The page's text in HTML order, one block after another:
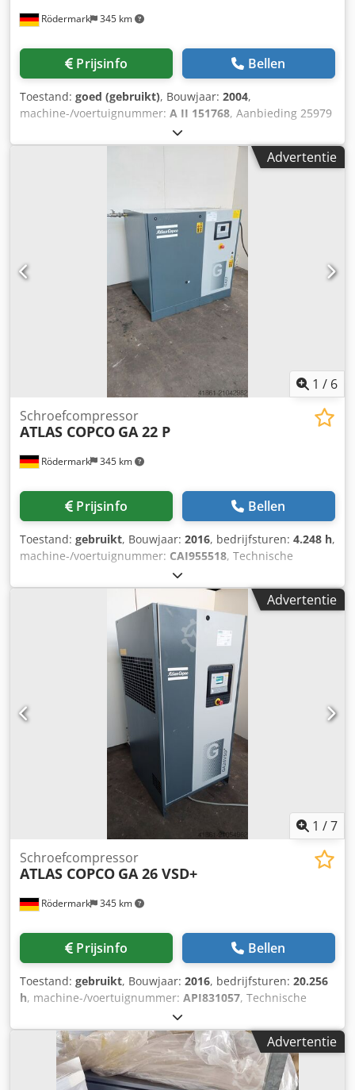
Rödermark 345 km
Prijsinfo Bellen
Toestand: goed (gebruikt), Bouwjaar: 2004,
machine-/voertuignummer: A II 151768, Aanbieding 25979
Cedowrcq Nopfx Ac Hjrf - Bedrijfsuren: 16.550 uur -
Werkdruk: 10 bar - Opbrengst: 15,9 l/s - Aandrijving: 400 V
/ 7,5 kW - Motortoerental: 3.000 tpm - Luchtketel: 250 l -
Advertentie
1 / 6
Rödermark 345 km
Schroefcompressor
ATLAS COPCO GA 22 P
Prijsinfo Bellen
Toestand: gebruikt, Bouwjaar: 2016, bedrijfsturen: 4.248 h,
machine-/voertuignummer: CAI955518, Technische
gegevens: - Bedrijfsuren: 4248 u - Bedrijfsuren onder last:
1978 u - Bedrijfsdruk: 10 bar - Leveringscapaciteit: 3,34
m³/min - Aandrijving: 400 V / 22 kW Csdpfsycg Hhsx Ac Hjrf
- Motorsnelheid: 3000 tpm - Benodigde ruimte: ca. B 1300
x H 1250 x D 800 mm - Gewicht: ca. 490 kg
Advertentie
1 /7
Rödermark 345 km
Schroefcompressor
ATLAS COPCO GA 26 VSD+
Prijsinfo Bellen
Toestand: gebruikt, Bouwjaar: 2016, bedrijfsturen: 20.256
h, machine-/voertuignummer: API831057, Technische
gegevens: - Bedrijfsuren: 20.256 uur - Werkdruk: 13 bar -
Leveringshoeveelheid: 4,09 m³/min Cedjycvtwopfx Ac Hsrf -
Aandrijving: 400 V / 26 kW - Motorsnelheid: 3.000 tpm -
Benodigde ruimte (ca.): B 900 x H 1.750 x D 900 mm -
Gewicht (ca.): 490 kg
Advertentie